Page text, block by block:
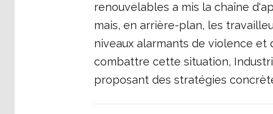
renouvelables a mis la chaîne
mais, en arrière-plan, les
niveaux alarmants de violence et
combattre cette situation,
proposant des stratégies